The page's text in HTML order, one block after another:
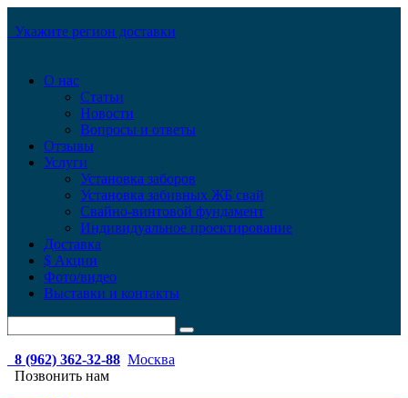
Укажите регион доставки
О нас
Статьи
Новости
Вопросы и ответы
Отзывы
Услуги
Установка заборов
Установка забивных ЖБ свай
Свайно-винтовой фундамент
Индивидуальное проектирование
Доставка
$ Акции
Фото/видео
Выставки и контакты
8 (962) 362-32-88 Москва
Позвонить нам